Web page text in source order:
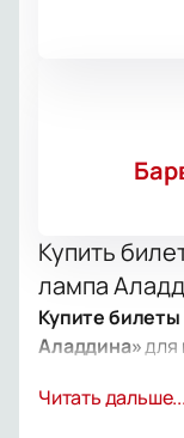
Купить
лампа
Купите
Аладдина»для
где зритель
Читать дальше...